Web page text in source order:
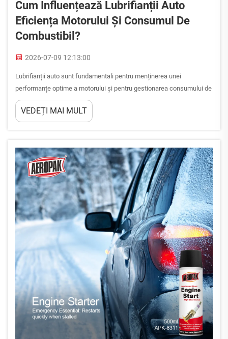
Cum Influențează Lubrifianții Auto
Eficiența Motorului Și Consumul De
Combustibil?
2026-07-09 12:13:00
Lubrifianții auto sunt fundamentali pentru menținerea unei
performanțe optime a motorului și pentru gestionarea consumului de
combustibil la vehiculele moderne. Relația dintre lubrifianții auto și
eficiența motorului este directă și măsurabilă: lubrifianții auto
VEDEȚI MAI MULT